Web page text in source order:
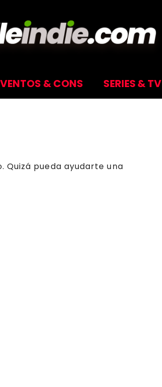
& CONS SERIES & TV
Quizá pueda ayudarte una